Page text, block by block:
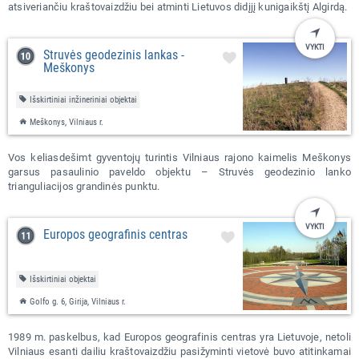
atsiveriančiu kraštovaizdžiu bei atminti Lietuvos didįjį kunigaikštį Algirdą.
Struvės geodezinis lankas -
Meškonys
Išskirtiniai inžineriniai objektai
Meškonys, Vilniaus r.
VYKTI
Vos keliasdešimt gyventojų turintis Vilniaus rajono kaimelis Meškonys
garsus pasaulinio paveldo objektu – Struvės geodezinio lanko
trianguliacijos grandinės punktu.
Europos geografinis centras
Išskirtiniai objektai
Golfo g. 6, Girija, Vilniaus r.
VYKTI
1989 m. paskelbus, kad Europos geografinis centras yra Lietuvoje, netoli
Vilniaus esanti dailiu kraštovaizdžiu pasižyminti vietovė buvo atitinkamai